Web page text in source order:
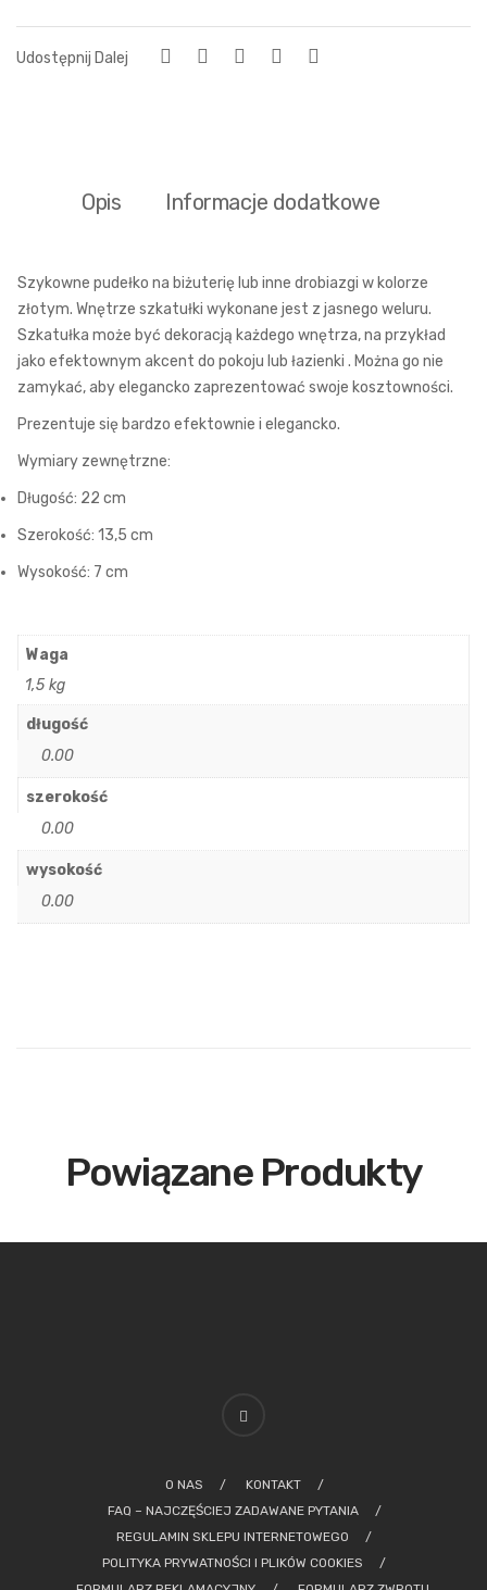
Udostępnij Dalej
Opis Informacje dodatkowe
Szykowne pudełko na biżuterię lub inne drobiazgi w kolorze
złotym. Wnętrze szkatułki wykonane jest z jasnego weluru.
Szkatułka może być dekoracją każdego wnętrza, na przykład
jako efektownym akcent do pokoju lub łazienki . Można go nie
zamykać, aby elegancko zaprezentować swoje kosztowności.
Prezentuje się bardzo efektownie i elegancko.
Wymiary zewnętrzne:
Długość: 22 cm
Szerokość: 13,5 cm
Wysokość: 7 cm
Waga
1,5 kg
długość
0.00
szerokość
0.00
wysokość
0.00
Powiązane Produkty
O NAS
KONTAKT
FAQ – NAJCZĘŚCIEJ ZADAWANE PYTANIA
REGULAMIN SKLEPU INTERNETOWEGO
POLITYKA PRYWATNOŚCI I PLIKÓW COOKIES